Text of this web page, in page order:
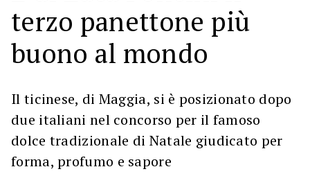
terzo panettone più
buono al mondo
Il ticinese, di Maggia, si è posizionato dopo
due italiani nel concorso per il famoso
dolce tradizionale di Natale giudicato per
forma, profumo e sapore